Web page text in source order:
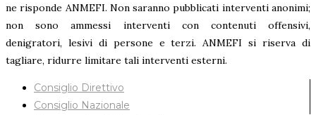
ne risponde ANMEFI. Non saranno pubblicati interventi anonimi;
non sono ammessi interventi con contenuti offensivi,
denigratori, lesivi di persone e terzi. ANMEFI si riserva di
tagliare, ridurre limitare tali interventi esterni.
Consiglio Direttivo
Consiglio Nazionale